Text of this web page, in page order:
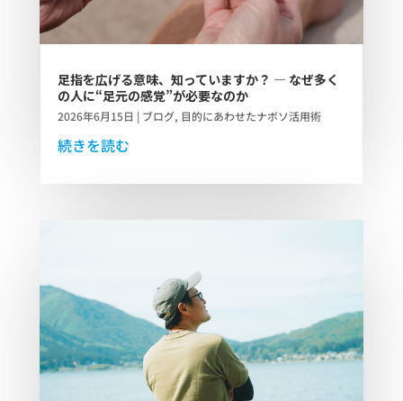
足指を広げる意味、知っていますか？ ― なぜ多く
の人に“足元の感覚”が必要なのか
2026年6月15日 | ブログ, 目的にあわせたナボソ活用術
続きを読む